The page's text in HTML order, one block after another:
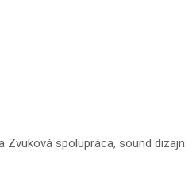
Zvuková spolupráca, sound dizajn: